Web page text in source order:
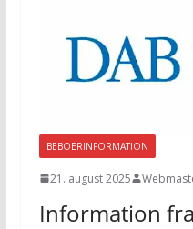
BEBOERINFORMATION
21. august 2025
Information